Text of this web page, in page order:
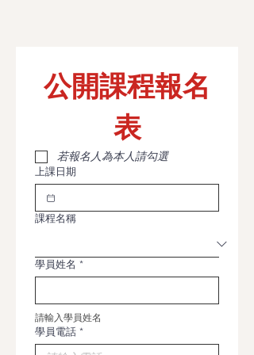
公開課程報名
表
若報名人為本人請勾選
上課日期
課程名稱
學員姓名 *
請輸入學員姓名
學員電話 *